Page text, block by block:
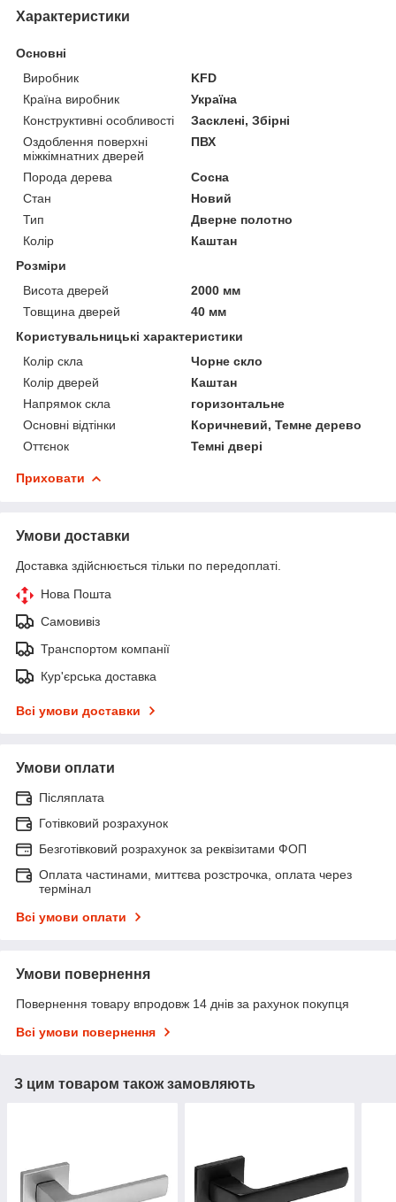
Характеристики
Основні
Виробник
KFD
Країна виробник
Україна
Конструктивні особливості
Засклені, Збірні
Оздоблення поверхні
міжкімнатних дверей
ПВХ
Порода дерева
Сосна
Стан
Новий
Тип
Дверне полотно
Колір
Каштан
Розміри
Висота дверей
2000 мм
Товщина дверей
40 мм
Користувальницькі характеристики
Колір скла
Чорне скло
Колір дверей
Каштан
Напрямок скла
горизонтальне
Основні відтінки
Коричневий, Темне дерево
Оттєнок
Темні двері
Приховати
Умови доставки
Доставка здійснюється тільки по передоплаті.
Нова Пошта
Самовивіз
Транспортом компанії
Кур'єрська доставка
Всі умови доставки
Умови оплати
Післяплата
Готівковий розрахунок
Безготівковий розрахунок за реквізитами ФОП
Оплата частинами, миттєва розстрочка, оплата через
термінал
Всі умови оплати
Умови повернення
Повернення товару впродовж 14 днів за рахунок покупця
Всі умови повернення
З цим товаром також замовляють